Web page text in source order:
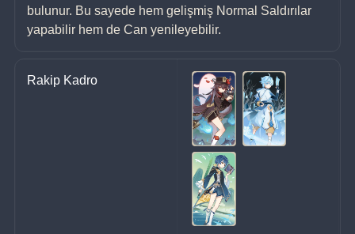
bulunur. Bu sayede hem gelişmiş Normal Saldırılar
yapabilir hem de Can yenileyebilir.
Rakip Kadro